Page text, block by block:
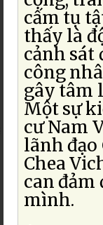
cấm tụ
thấy là
cảnh sát
công
gây tâm
Một sự
cư Nam
lãnh đạo
Chea
can
mình.